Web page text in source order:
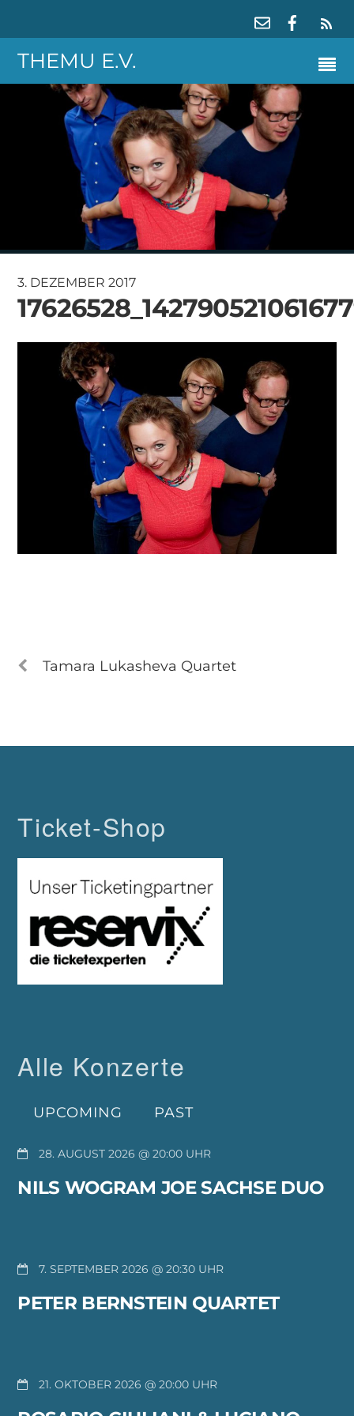
THEMU E.V.
3. DEZEMBER 2017
Tamara Lukasheva Quartet
Ticket-Shop
Alle Konzerte
UPCOMING PAST
28. AUGUST 2026 @ 20:00
NILS WOGRAM JOE SACHSE DUO
7. SEPTEMBER 2026 @ 20:30
PETER BERNSTEIN QUARTET
21. OKTOBER 2026 @ 20:00